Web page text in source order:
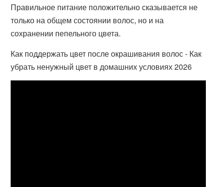
Правильное питание положительно сказывается не
только на общем состоянии волос, но и на
сохранении пепельного цвета.
Как поддержать цвет после окрашивания волос - Как
убрать ненужный цвет в домашних условиях 2026